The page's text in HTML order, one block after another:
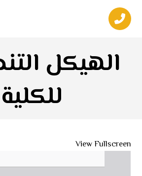
الهيكل
للكلية
View Fullscreen